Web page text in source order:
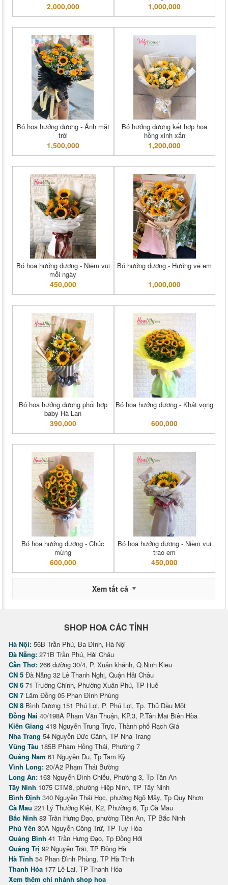
2,000,000 1,000,000
Bó hoa hướng dương - Ánh mặt
trời
1,500,000
Bó hướng dương kết hợp hoa
hồng xinh xắn
1,200,000
Bó hoa hướng dương - Niềm vui
mỗi ngày
450,000
Bó hướng dương - Hướng về em
1,000,000
Bó hoa hướng dương phối hợp
baby Hà Lan
390,000
Bó hoa hướng dương - Khát vọng
600,000
Bó hoa hướng dương - Chúc
mừng
600,000
Bó hoa hướng dương - Niềm vui
trao em
450,000
Xem tất cả
SHOP HOA CÁC TỈNH
Hà Nội: 56B Trần Phú, Ba Đình, Hà Nội
Đà Nẵng: 271B Trần Phú, Hải Châu
Cần Thơ: 266 đường 30/4, P. Xuân khánh, Q.Ninh Kiều
CN 5 Đà Nẵng 32 Lê Thanh Nghị, Quận Hải Châu
CN 6 71 Trường Chinh, Phường Xuân Phú, TP Huế
CN 7 Lâm Đồng 05 Phan Đình Phùng
CN 8 Bình Dương 151 Phú Lợi, P. Phú Lợi, Tp. Thủ Dầu Một
Đồng Nai 40/198A Phạm Văn Thuận, KP.3, P.Tân Mai Biên Hòa
Kiên Giang 418 Nguyễn Trung Trực, Thành phố Rạch Giá
Nha Trang 54 Nguyễn Đức Cảnh, TP Nha Trang
Vũng Tàu 185B Phạm Hồng Thái, Phường 7
Quảng Nam 61 Nguyễn Du, Tp Tam Kỳ
Vĩnh Long: 20/A2 Phạm Thái Bường
Long An: 163 Nguyễn Đình Chiểu, Phường 3, Tp Tân An
Tây Ninh 1075 CTM8, phường Hiệp Ninh, TP Tây Ninh
Bình Định 340 Nguyễn Thái Học, phường Ngô Mây, Tp Quy Nhơn
Cà Mau 221 Lý Thường Kiệt, K2, Phường 6, Tp Cà Mau
Bắc Ninh 83 Trần Hưng Đạo, phường Tiền An, TP Bắc Ninh
Phú Yên 30A Nguyễn Công Trứ, TP Tuy Hòa
Quảng Bình 41 Trần Hưng Đạo, Tp Đồng Hới
Quảng Trị 92 Nguyễn Trãi, TP Đông Hà
Hà Tĩnh 54 Phan Đình Phùng, TP Hà Tĩnh
Thanh Hóa 177 Lê Lai, TP Thanh Hóa
Xem thêm chi nhánh shop hoa